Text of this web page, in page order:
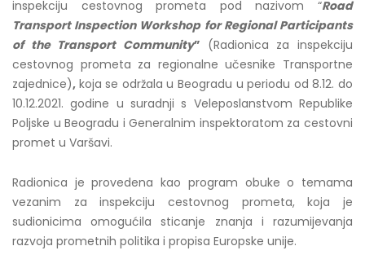
inspekciju cestovnog prometa pod nazivom “Road
Transport Inspection Workshop for Regional Participants
of the Transport Community” (Radionica za inspekciju
cestovnog prometa za regionalne učesnike Transportne
zajednice), koja se održala u Beogradu u periodu od 8.12. do
10.12.2021. godine u suradnji s Veleposlanstvom Republike
Poljske u Beogradu i Generalnim inspektoratom za cestovni
promet u Varšavi.
Radionica je provedena kao program obuke o temama
vezanim za inspekciju cestovnog prometa, koja je
sudionicima omogućila sticanje znanja i razumijevanja
razvoja prometnih politika i propisa Europske unije.